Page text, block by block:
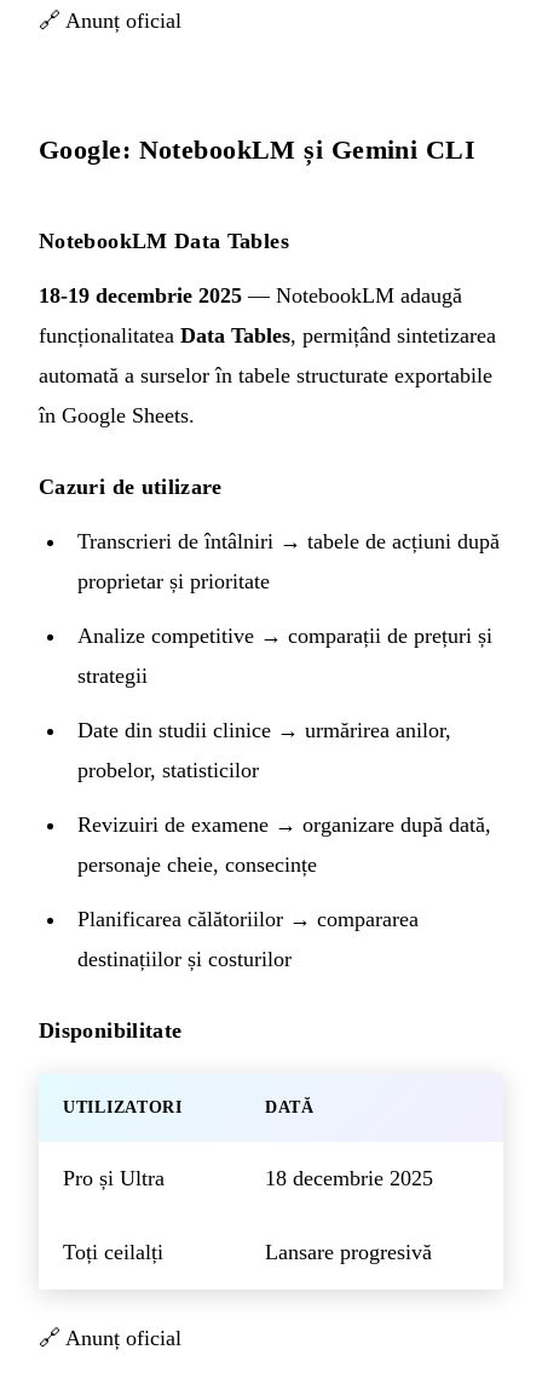
🔗 Anunț oficial
Google: NotebookLM și Gemini CLI
NotebookLM Data Tables
18-19 decembrie 2025 — NotebookLM adaugă
funcționalitatea Data Tables, permițând sintetizarea
automată a surselor în tabele structurate exportabile
în Google Sheets.
Cazuri de utilizare
Transcrieri de întâlniri → tabele de acțiuni după
proprietar și prioritate
Analize competitive → comparații de prețuri și
strategii
Date din studii clinice → urmărirea anilor,
probelor, statisticilor
Revizuiri de examene → organizare după dată,
personaje cheie, consecințe
Planificarea călătoriilor → compararea
destinațiilor și costurilor
Disponibilitate
UTILIZATORI DATĂ
Pro și Ultra 18 decembrie 2025
Toți ceilalți Lansare progresivă
🔗 Anunț oficial